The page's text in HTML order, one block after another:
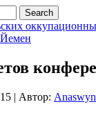
| Автор: Anaswyn